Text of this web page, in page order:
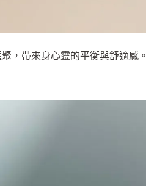
，帶來身心靈的平衡與舒適感。